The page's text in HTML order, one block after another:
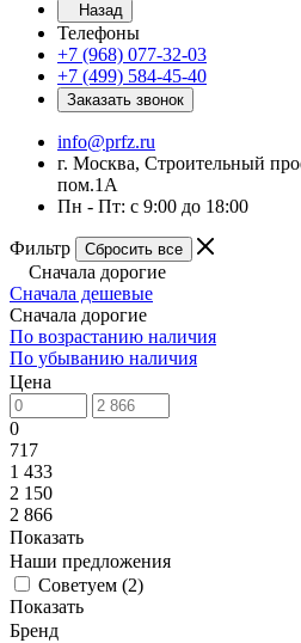
Назад
Телефоны
+7 (968) 077-32-03
+7 (499) 584-45-40
Заказать звонок
info@prfz.ru
г. Москва, Строительный
пом.1А
Пн - Пт: с 9:00 до 18:00
Фильтр Сбросить все
Сначала дорогие
Сначала дешевые
Сначала дорогие
По возрастанию наличия
По убыванию наличия
Цена
0
717
1 433
2 150
2 866
Показать
Наши предложения
Советуем (2)
Показать
Бренд